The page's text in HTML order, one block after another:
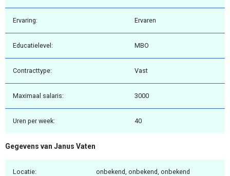
Ervaring: Ervaren
Educatielevel: MBO
Contracttype: Vast
Maximaal salaris: 3000
Uren per week: 40
Gegevens van Janus Vaten
Locatie: onbekend, onbekend, onbekend